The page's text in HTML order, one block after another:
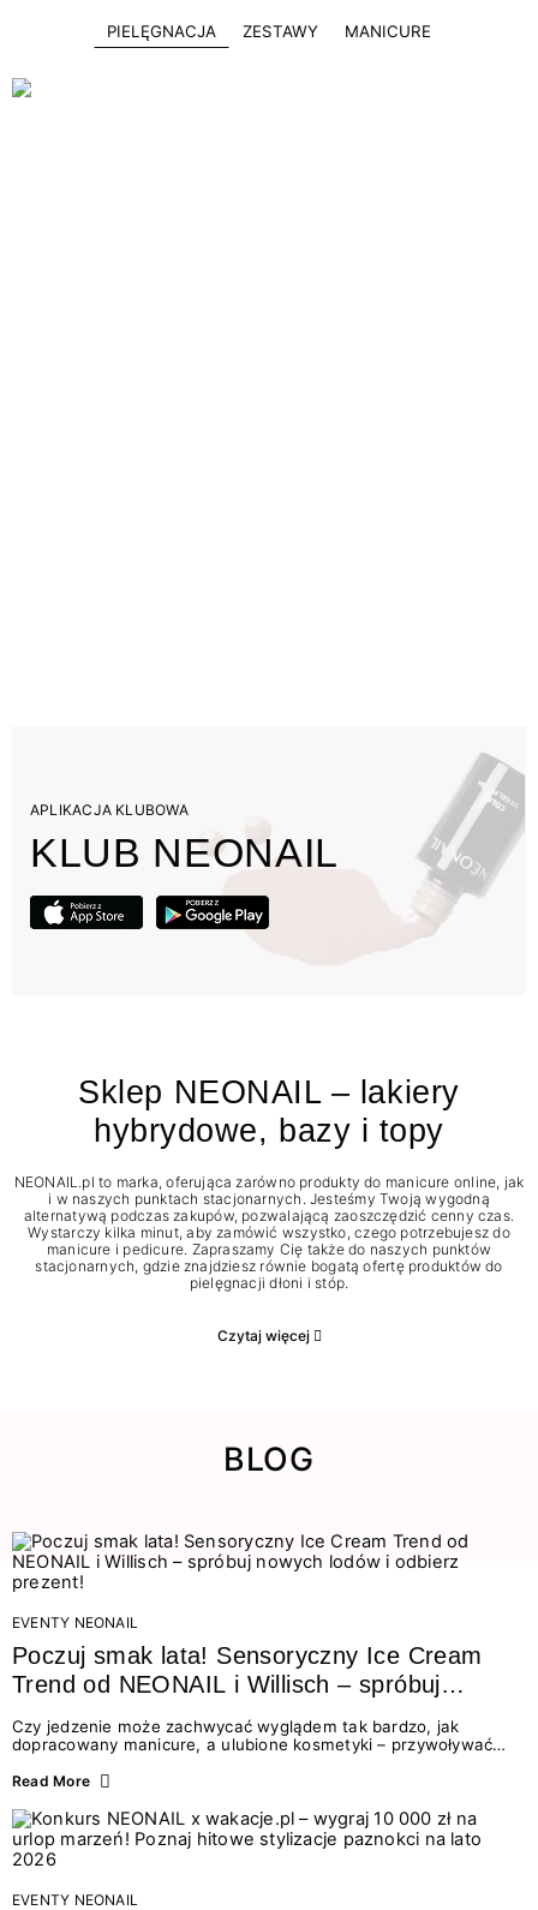
PIELĘGNACJA ZESTAWY MANICURE
APLIKACJA KLUBOWA
KLUB NEONAIL
Sklep NEONAIL – lakiery
hybrydowe, bazy i topy
NEONAIL.pl to marka, oferująca zarówno produkty do manicure online, jak
i w naszych punktach stacjonarnych. Jesteśmy Twoją wygodną
alternatywą podczas zakupów, pozwalającą zaoszczędzić cenny czas.
Wystarczy kilka minut, aby zamówić wszystko, czego potrzebujesz do
manicure i pedicure. Zapraszamy Cię także do naszych punktów
stacjonarnych, gdzie znajdziesz równie bogatą ofertę produktów do
pielęgnacji dłoni i stóp.
Czytaj więcej
BLOG
EVENTY NEONAIL
Poczuj smak lata! Sensoryczny Ice Cream
Trend od NEONAIL i Willisch – spróbuj
nowych lodów i odbierz prezent!
Czy jedzenie może zachwycać wyglądem tak bardzo, jak
dopracowany manicure, a ulubione kosmetyki – przywoływać
świata beauty i oszałamiających deserów to coś więcej niż
zmysłami: przez soczysty kolor, aksamitną teksturę,
orzeźwiający zapach i słodki akcent na podniebieniu. Tego lata
NEONAIL łączy siły z marką Willisch, tworząc unikalny projekt
na styku jedzenia i piękna....
Read More
EVENTY NEONAIL